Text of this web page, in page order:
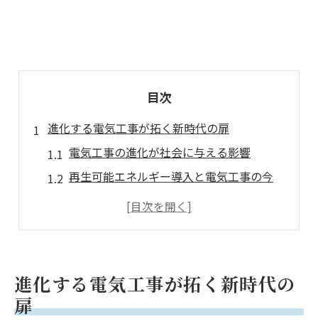
目次
進化する電気工事が拓く新時代の扉
電気工事の進化が社会に与える影響
再生可能エネルギー導入と電気工事の今
ICT・IoTが変える電気工事現場の実態
電気工事業界の未来像と技術革新の波
技術革新が電気工事業界に与える変化
電気工事におけるスマート技術の活用事例
進化する電気工事が拓く新時代の
扉